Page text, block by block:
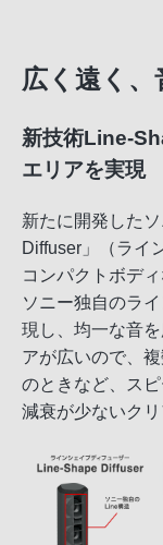
広く遠く、
新技術Line-
エリアを実現
新たに開発した
Diffuser」（ライ
コンパクトボデ
ソニー独自のラ
現し、均一な音
アが広いので、
のときなど、ス
減衰が少ないク